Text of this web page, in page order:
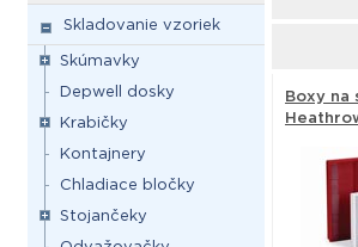
Skladovanie vzoriek
Skúmavky
Depwell dosky
Krabičky
Kontajnery
Chladiace bločky
Stojančeky
Boxy na